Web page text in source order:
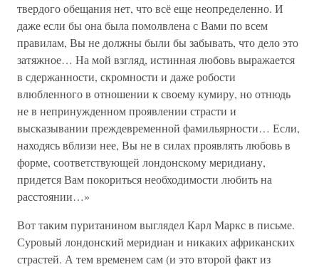
твердого обещания нет, что всё еще неопределенно. И
даже если бы она была помолвлена с Вами по всем
правилам, Вы не должны были бы забывать, что дело это
затяжное… На мой взгляд, истинная любовь выражается
в сдержанности, скромности и даже робости
влюбленного в отношении к своему кумиру, но отнюдь
не в непринужденном проявлении страсти и
высказывании преждевременной фамильярности… Если,
находясь вблизи нее, Вы не в силах проявлять любовь в
форме, соответствующей лондонскому меридиану,
придется Вам покориться необходимости любить на
расстоянии…»
Вот таким пуританином выглядел Карл Маркс в письме.
Суровый лондонский меридиан и никаких африканских
страстей. А тем временем сам (и это второй факт из